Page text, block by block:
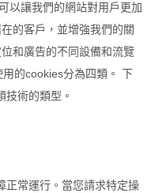
以讓我們的網站對用戶更加
的客戶，並增強我們的關
和廣告的不同設備和流覽
的cookies分為四類。 下
術的類型。
正常運行。當您請求特定操